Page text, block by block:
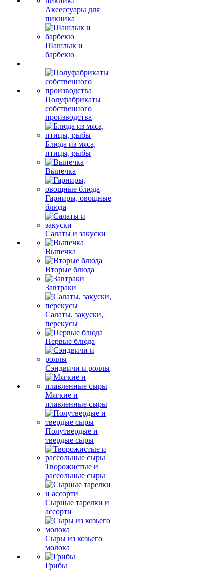
Аксессуары для
пикника
Шашлык и
барбекю
Полуфабрикаты
собственного
производства
Блюда из мяса,
птицы, рыбы
Выпечка
Гарниры, овощные
блюда
Салаты и закуски
Выпечка
Вторые блюда
Завтраки
Салаты, закуски,
перекусы
Первые блюда
Сэндвичи и роллы
Мягкие и
плавленные сыры
Полутвердые и
твердые сыры
Творожистые и
рассольные сыры
Сырные тарелки и
ассорти
Сыры из козьего
молока
Грибы